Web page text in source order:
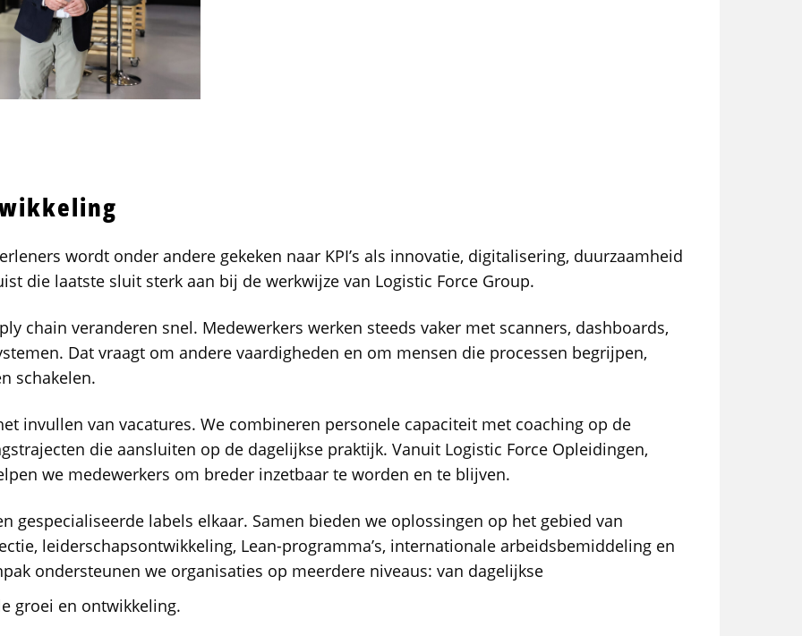
wordt onder andere gekeken naar KPI’s als innovatie, digitalisering, duurzaamheid
die laatste sluit sterk aan bij de werkwijze van Logistic Force Group.
chain veranderen snel. Medewerkers werken steeds vaker met scanners, dashboards,
Dat vraagt om andere vaardigheden en om mensen die processen begrijpen,
schakelen.
invullen van vacatures. We combineren personele capaciteit met coaching op de
die aansluiten op de dagelijkse praktijk. Vanuit Logistic Force Opleidingen,
we medewerkers om breder inzetbaar te worden en te blijven.
gespecialiseerde labels elkaar. Samen bieden we oplossingen op het gebied van
leiderschapsontwikkeling, Lean-programma’s, internationale arbeidsbemiddeling en
ondersteunen we organisaties op meerdere niveaus: van dagelijkse
groei en ontwikkeling.